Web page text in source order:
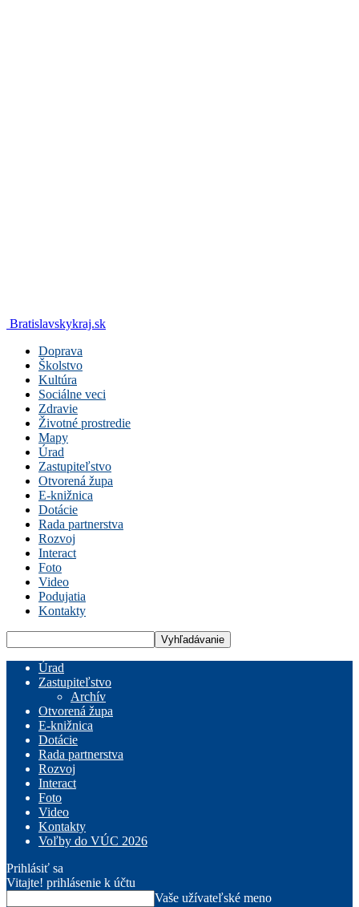
Bratislavskykraj.sk
Doprava
Školstvo
Kultúra
Sociálne veci
Zdravie
Životné prostredie
Mapy
Úrad
Zastupiteľstvo
Otvorená župa
E-knižnica
Dotácie
Rada partnerstva
Rozvoj
Interact
Foto
Video
Podujatia
Kontakty
Úrad
Zastupiteľstvo
Archív
Otvorená župa
E-knižnica
Dotácie
Rada partnerstva
Rozvoj
Interact
Foto
Video
Kontakty
Voľby do VÚC 2026
Prihlásiť sa
Vitajte! prihlásenie k účtu
Vaše užívateľské meno